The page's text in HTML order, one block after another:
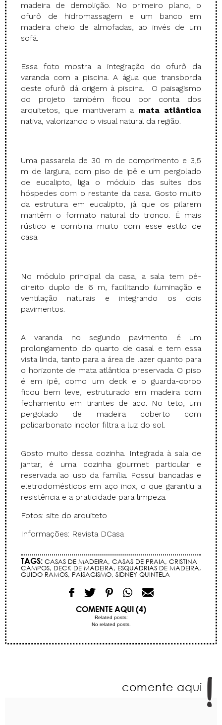
madeira de demolição. No primeiro plano, o
ofurô de hidromassagem e um banco em
madeira cheio de almofadas, ao invés de um
sofá.
Essa foto mostra a integração do ofurô da
varanda com a piscina. A água que transborda
deste ofurô dá origem à piscina. O paisagismo
do projeto também ficou por conta dos
arquitetos, que mantiveram a mata atlântica
nativa, valorizando o visual natural da região.
Uma passarela de 30 m de comprimento e 3,5
m de largura, com piso de ipê e um pergolado
de eucalipto, liga o módulo das suítes dos
hóspedes com o restante da casa. Gosto muito
da estrutura em eucalipto, já que os pilarem
mantêm o formato natural do tronco. É mais
rústico e combina muito com esse estilo de
casa.
No módulo principal da casa, a sala tem pé-
direito duplo de 6 m, facilitando iluminação e
ventilação naturais e integrando os dois
pavimentos.
A varanda no segundo pavimento é um
prolongamento do quarto de casal e tem essa
vista linda, tanto para a área de lazer quanto para
o horizonte de mata atlântica preservada. O piso
é em ipê, como um deck e o guarda-corpo
ficou bem leve, estruturado em madeira com
fechamento em tirantes de aço. No teto, um
pergolado de madeira coberto com
policarbonato incolor filtra a luz do sol.
Gosto muito dessa cozinha. Integrada à sala de
jantar, é uma cozinha gourmet particular e
reservada ao uso da família. Possui bancadas e
eletrodomésticos em aço inox, o que garantiu a
resistência e a praticidade para limpeza.
Fotos: site do arquiteto
Informações: Revista DCasa
TAGS: CASAS DE MADEIRA, CASAS DE PRAIA, CRISTINA
CAMPOS, DECK DE MADEIRA, ESQUADRIAS DE MADEIRA,
GUIDO RAMOS, PAISAGISMO, SIDNEY QUINTELA
COMENTE AQUI (4)
Related posts:
No related posts.
comente aqui